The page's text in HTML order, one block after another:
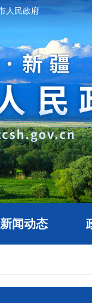
人民政府
新闻动态